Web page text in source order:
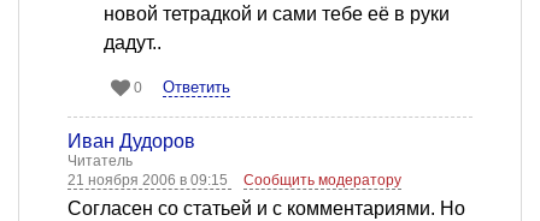
новой тетрадкой и сами тебе её в руки
дадут..
0 Ответить
Иван Дудоров
Читатель
21 ноября 2006 в 09:15
Сообщить модератору
Согласен со статьей и с комментариями. Но